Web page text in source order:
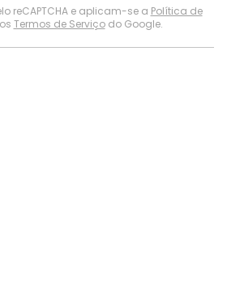
reCAPTCHA e aplicam-se a Política de
Termos de Serviçodo Google.